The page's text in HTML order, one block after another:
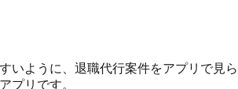
いように、退職代行案件をアプリで見ら
プリです。